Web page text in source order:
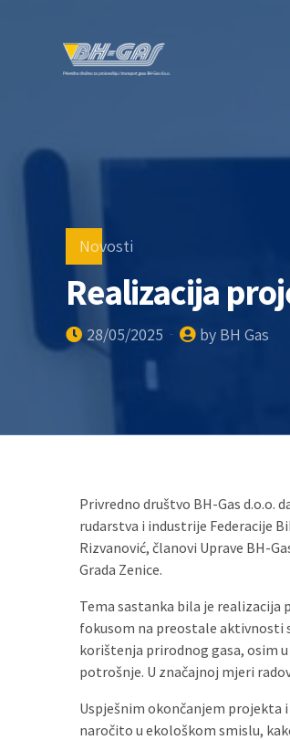
Novosti
Realizacija
28/05/2025 by BH Gas
Privredno društvo BH-Gas d.o.o.
rudarstva i industrije Federacije
Rizvanović, članovi Uprave BH-
Grada Zenice.
Tema sastanka bila je realizacija
fokusom na preostale aktivnosti
korištenja prirodnog gasa, osim
potrošnje. U značajnoj mjeri
Uspješnim okončanjem projekta
naročito u ekološkom smislu,